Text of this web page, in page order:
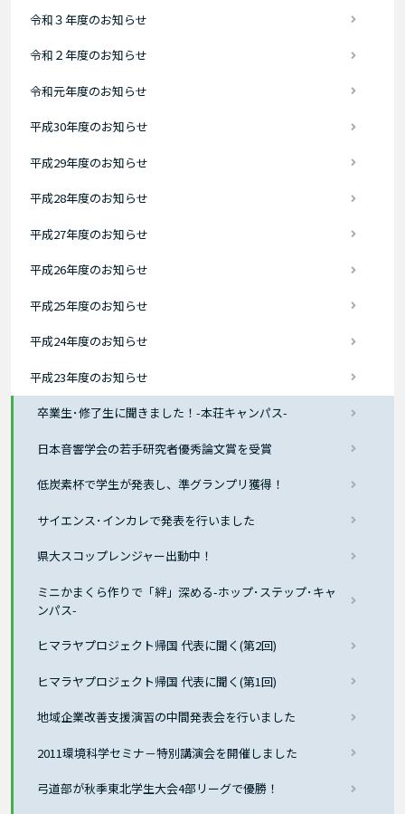
令和３年度のお知らせ
令和２年度のお知らせ
令和元年度のお知らせ
平成30年度のお知らせ
平成29年度のお知らせ
平成28年度のお知らせ
平成27年度のお知らせ
平成26年度のお知らせ
平成25年度のお知らせ
平成24年度のお知らせ
平成23年度のお知らせ
卒業生･修了生に聞きました！-本荘キャンパス-
日本音響学会の若手研究者優秀論文賞を受賞
低炭素杯で学生が発表し、準グランプリ獲得！
サイエンス･インカレで発表を行いました
県大スコップレンジャー出動中！
ミニかまくら作りで「絆」深める-ホップ･ステップ･キャ
ンパス-
ヒマラヤプロジェクト帰国 代表に聞く(第2回)
ヒマラヤプロジェクト帰国 代表に聞く(第1回)
地域企業改善支援演習の中間発表会を行いました
2011環境科学セミナ－特別講演会を開催しました
弓道部が秋季東北学生大会4部リーグで優勝！